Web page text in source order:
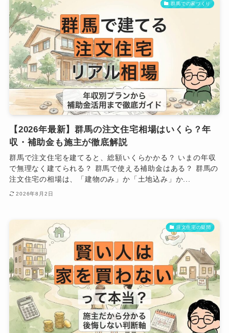
群馬での家づくり
【2026年最新】群馬の注文住宅相場はいくら？年
収・補助金も施主が徹底解説
群馬で注文住宅を建てると、総額いくらかかる？ いまの年収
で無理なく建てられる？ 群馬で使える補助金はある？ 群馬の
注文住宅の相場は、「建物のみ」か「土地込み」か...
2026年8月2日
注文住宅の疑問